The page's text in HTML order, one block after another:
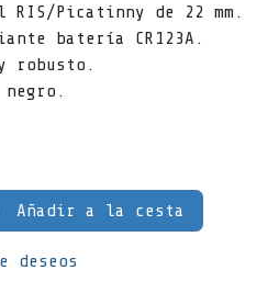
Picatinny de 22 mm.
batería CR123A.
robusto.
Añadir a la cesta
deseos